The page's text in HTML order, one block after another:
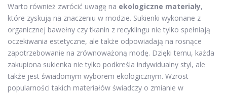
Warto również zwrócić uwagę na ekologiczne materiały,
które zyskują na znaczeniu w modzie. Sukienki wykonane z
organicznej bawełny czy tkanin z recyklingu nie tylko spełniają
oczekiwania estetyczne, ale także odpowiadają na rosnące
zapotrzebowanie na zrównoważoną modę. Dzięki temu, każda
zakupiona sukienka nie tylko podkreśla indywidualny styl, ale
także jest świadomym wyborem ekologicznym. Wzrost
popularności takich materiałów świadczy o zmianie w